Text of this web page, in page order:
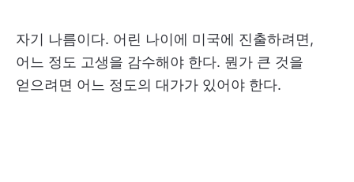
자기 나름이다. 어린 나이에 미국에 진출하려면,
어느 정도 고생을 감수해야 한다. 뭔가 큰 것을
얻으려면 어느 정도의 대가가 있어야 한다.